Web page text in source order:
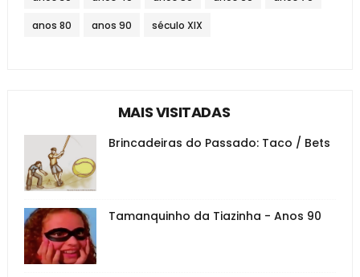
anos 80 anos 90 século XIX
MAIS VISITADAS
Brincadeiras do Passado: Taco / Bets
Tamanquinho da Tiazinha - Anos 90